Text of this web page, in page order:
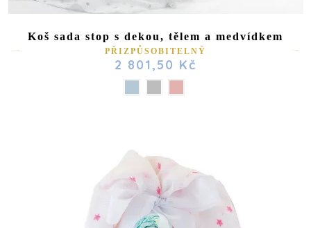
Koš sada stop s dekou, tělem a medvídkem
PŘIZPŮSOBITELNÝ
2 801,50 Kč